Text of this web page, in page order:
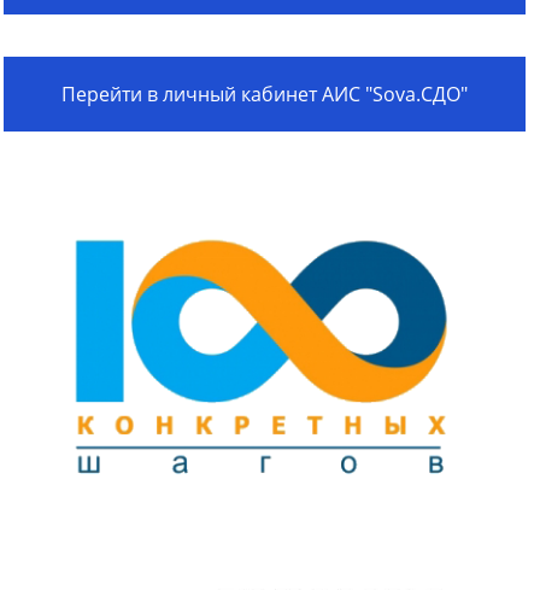
Перейти в личный кабинет АИС "Sova.СДО"